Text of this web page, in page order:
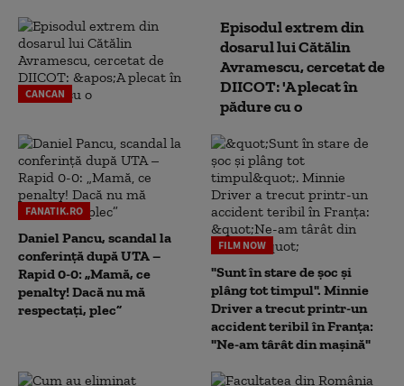
CANCAN
Episodul extrem din
dosarul lui Cătălin
Avramescu, cercetat de
DIICOT: 'A plecat în
pădure cu o
FANATIK.RO
Daniel Pancu, scandal la
conferință după UTA –
Rapid 0-0: „Mamă, ce
penalty! Dacă nu mă
respectați, plec”
FILM NOW
"Sunt în stare de șoc și
plâng tot timpul". Minnie
Driver a trecut printr-un
accident teribil în Franța:
"Ne-am târât din mașină"